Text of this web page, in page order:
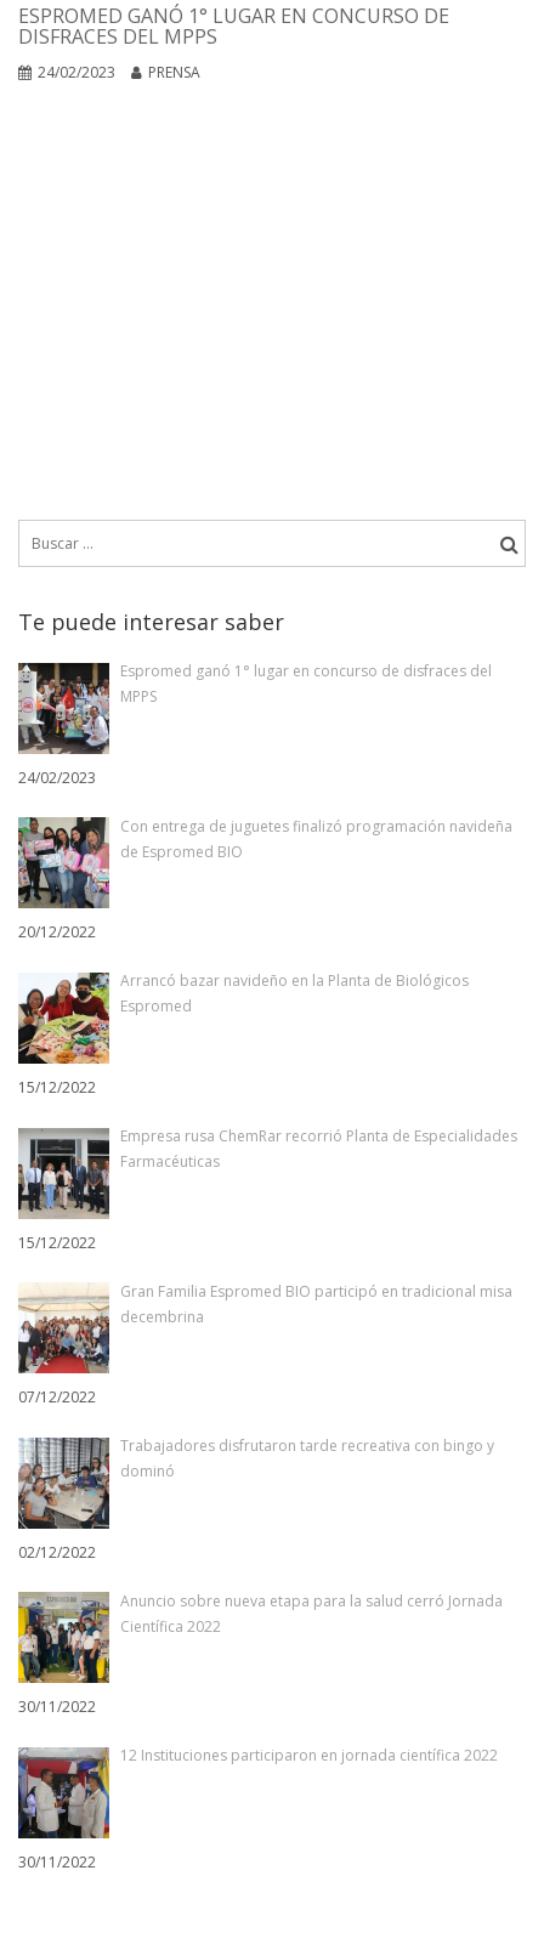
ESPROMED GANÓ 1° LUGAR EN CONCURSO DE
DISFRACES DEL MPPS
24/02/2023 PRENSA
Te puede interesar saber
Espromed ganó 1° lugar en concurso de disfraces del
MPPS
24/02/2023
Con entrega de juguetes finalizó programación navideña
de Espromed BIO
20/12/2022
Arrancó bazar navideño en la Planta de Biológicos
Espromed
15/12/2022
Empresa rusa ChemRar recorrió Planta de Especialidades
Farmacéuticas
15/12/2022
Gran Familia Espromed BIO participó en tradicional misa
decembrina
07/12/2022
Trabajadores disfrutaron tarde recreativa con bingo y
dominó
02/12/2022
Anuncio sobre nueva etapa para la salud cerró Jornada
Científica 2022
30/11/2022
12 Instituciones participaron en jornada científica 2022
30/11/2022